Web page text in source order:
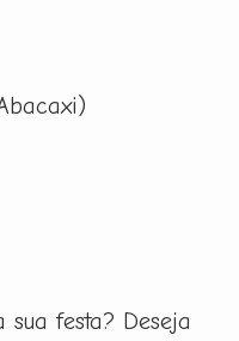
sua festa? Deseja